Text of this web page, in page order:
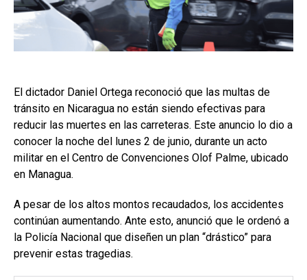
El dictador Daniel Ortega reconoció que las multas de
tránsito en Nicaragua no están siendo efectivas para
reducir las muertes en las carreteras. Este anuncio lo dio a
conocer la noche del lunes 2 de junio, durante un acto
militar en el Centro de Convenciones Olof Palme, ubicado
en Managua.
A pesar de los altos montos recaudados, los accidentes
continúan aumentando. Ante esto, anunció que le ordenó a
la Policía Nacional que diseñen un plan “drástico” para
prevenir estas tragedias.